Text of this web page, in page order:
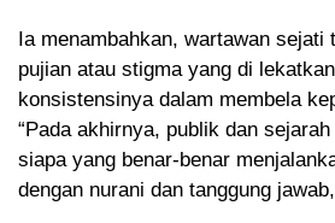
Ia menambahkan, wartawan sejati
pujian atau stigma yang di
konsistensinya dalam membela
“Pada akhirnya, publik dan
siapa yang benar-benar
dengan nurani dan tanggung